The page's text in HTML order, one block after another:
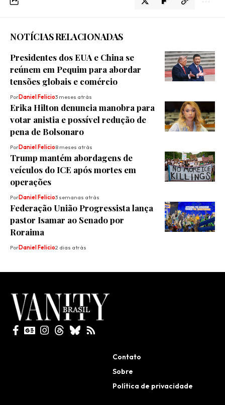
NOTÍCIAS RELACIONADAS
Presidentes dos EUA e China se
reúnem em Pequim para abordar
tensões globais e comércio
PorDaniel Felicio3 meses atrás
Erika Hilton denuncia manobra para
votar anistia e possível redução de
pena de Bolsonaro
PorDaniel Felicio8 meses atrás
Trump mantém abordagens de
veículos do ICE após mortes em
operações
PorDaniel Felicio3 semanas atrás
Federação União Progressista lança
pastor Isamar ao Senado por
Roraima
PorDaniel Felicio2 dias atrás
Contato
Sobre
Política de privacidade